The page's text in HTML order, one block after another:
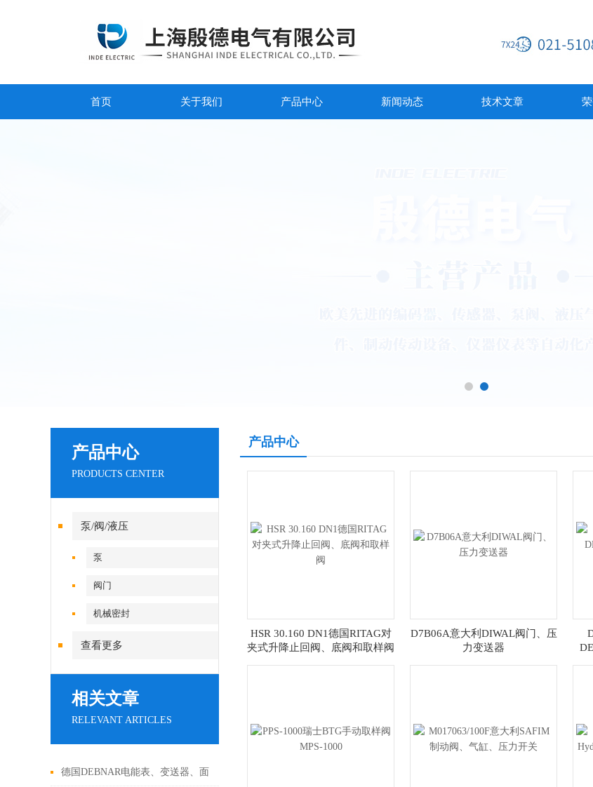
首页 关于我们 产品中心 新闻动态 技术文章
产品中心
PRODUCTS CENTER
泵/阀/液压
泵
阀门
机械密封
查看更多
相关文章
RELEVANT ARTICLES
德国DEBNAR电能表、变送器、面
产品中心
HSR 30.160 DN1德国RITAG对
夹式升降止回阀、底阀和取样阀
D7B06A意大利DIWAL阀门、压
力变送器